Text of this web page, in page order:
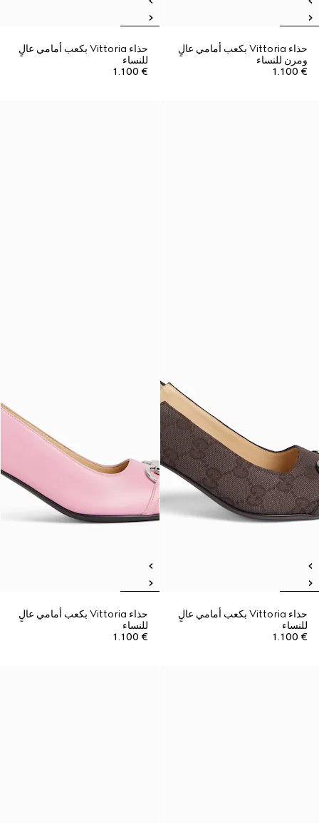
حذاء Vittoria بكعب أمامي عالٍ
ومرن للنساء
€ 1.100
حذاء Vittoria بكعب أمامي عالٍ
للنساء
€ 1.100
حذاء Vittoria بكعب أمامي عالٍ
للنساء
€ 1.100
حذاء Vittoria بكعب أمامي عالٍ
للنساء
€ 1.100